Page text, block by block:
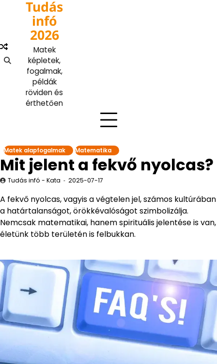
Tudás
infó
2026
Matek
képletek,
fogalmak,
példák
röviden és
érthetően
Matek alapfogalmak Matematika
Mit jelent a fekvő nyolcas?
Tudás infó - Kata 2025-07-17
A fekvő nyolcas, vagyis a végtelen jel, számos kultúrában
a határtalanságot, örökkévalóságot szimbolizálja.
Nemcsak matematikai, hanem spirituális jelentése is van,
életünk több területén is felbukkan.